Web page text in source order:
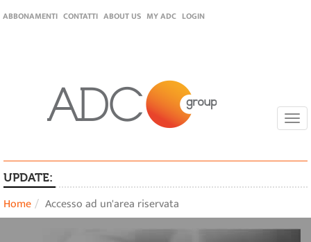
ABBONAMENTI CONTATTI ABOUT US MY ADC LOGIN
UPDATE:
Home Accesso ad un'area riservata